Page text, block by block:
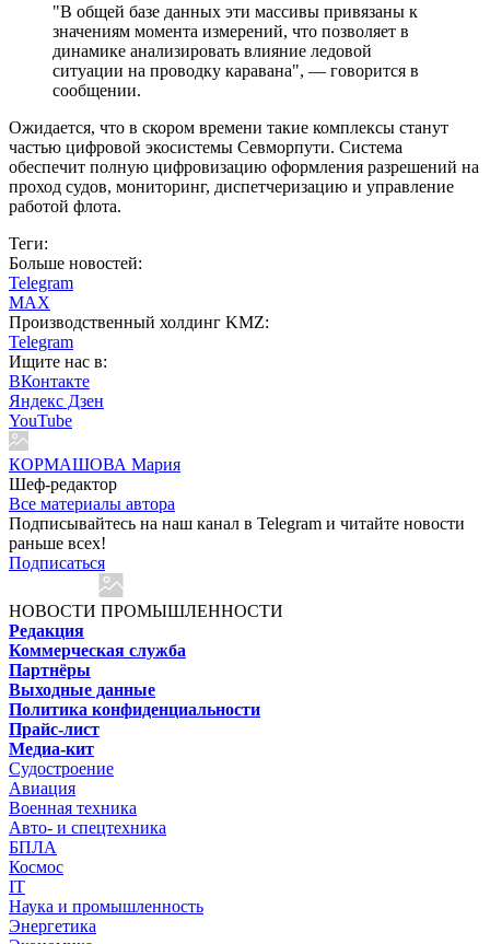
"В общей базе данных эти массивы привязаны к
значениям момента измерений, что позволяет в
динамике анализировать влияние ледовой
ситуации на проводку каравана", — говорится в
сообщении.
Ожидается, что в скором времени такие комплексы станут
частью цифровой экосистемы Севморпути. Система
обеспечит полную цифровизацию оформления разрешений на
проход судов, мониторинг, диспетчеризацию и управление
работой флота.
Теги:
Больше новостей:
Telegram
MAX
Производственный холдинг KMZ:
Telegram
Ищите нас в:
ВКонтакте
Яндекс Дзен
YouTube
КОРМАШОВА Мария
Шеф-редактор
Все материалы автора
Подписывайтесь на наш канал в Telegram и читайте новости
раньше всех!
Подписаться
НОВОСТИ ПРОМЫШЛЕННОСТИ
Редакция
Коммерческая служба
Партнёры
Выходные данные
Политика конфиденциальности
Прайс-лист
Медиа-кит
Судостроение
Авиация
Военная техника
Авто- и спецтехника
БПЛА
Космос
IT
Наука и промышленность
Энергетика